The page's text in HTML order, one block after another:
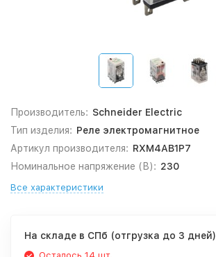
Производитель: Schneider Electric
Тип изделия: Реле электромагнитное
Артикул производителя: RXM4AB1P7
Номинальное напряжение (В): 230
Все характеристики
На складе в СПб (отгрузка до 3